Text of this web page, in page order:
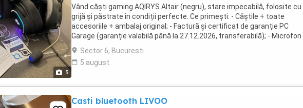
5
Vând căști gaming AQIRYS Altair (negru), stare impecabilă, folosite cu
grijă și păstrate în condiții perfecte. Ce primești: - Căștile + toate
accesoriile + ambalaj original; - Factură și certificat de garanție PC
Garage (garanție valabilă până la 27.12.2026, transferabilă); - Microfon
detașabil, bureți ...
Sector 6, Bucuresti
5 august
Casti bluetooth LIVOO